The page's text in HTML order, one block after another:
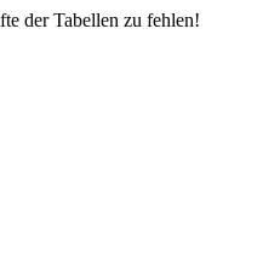
der Tabellen zu fehlen!